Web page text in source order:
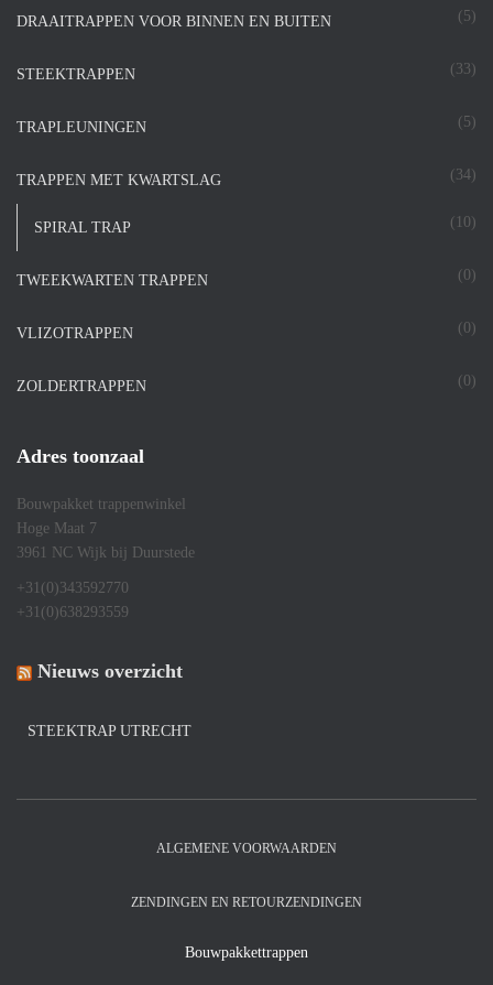
DRAAITRAPPEN VOOR BINNEN EN BUITEN (5)
STEEKTRAPPEN (33)
TRAPLEUNINGEN (5)
TRAPPEN MET KWARTSLAG (34)
SPIRAL TRAP (10)
TWEEKWARTEN TRAPPEN (0)
VLIZOTRAPPEN (0)
ZOLDERTRAPPEN (0)
Adres toonzaal
Bouwpakket trappenwinkel
Hoge Maat 7
3961 NC Wijk bij Duurstede
+31(0)343592770
+31(0)638293559
Nieuws overzicht
STEEKTRAP UTRECHT
ALGEMENE VOORWAARDEN
ZENDINGEN EN RETOURZENDINGEN
Bouwpakkettrappen